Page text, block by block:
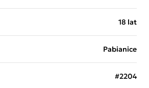
18 lat
Pabianice
#2204